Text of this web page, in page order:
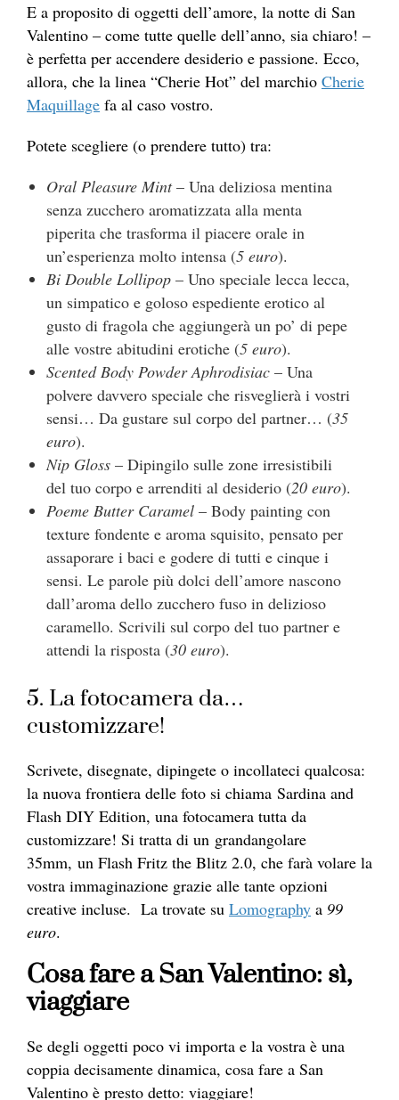
E a proposito di oggetti dell’amore, la notte di San
Valentino – come tutte quelle dell’anno, sia chiaro! –
è perfetta per accendere desiderio e passione. Ecco,
allora, che la linea “Cherie Hot” del marchio Cherie
Maquillage fa al caso vostro.
Potete scegliere (o prendere tutto) tra:
Oral Pleasure Mint– Una deliziosa mentina
senza zucchero aromatizzata alla menta
piperita che trasforma il piacere orale in
un’esperienza molto intensa (5 euro).
Bi Double Lollipop– Uno speciale lecca lecca,
un simpatico e goloso espediente erotico al
gusto di fragola che aggiungerà un po’ di pepe
alle vostre abitudini erotiche (5 euro).
Scented Body Powder Aphrodisiac– Una
polvere davvero speciale che risveglierà i vostri
sensi… Da gustare sul corpo del partner… (35
euro).
Nip Gloss– Dipingilo sulle zone irresistibili
del tuo corpo e arrenditi al desiderio (20 euro).
Poeme Butter Caramel– Body painting con
texture fondente e aroma squisito, pensato per
assaporare i baci e godere di tutti e cinque i
sensi. Le parole più dolci dell’amore nascono
dall’aroma dello zucchero fuso in delizioso
caramello. Scrivili sul corpo del tuo partner e
attendi la risposta (30 euro).
5. La fotocamera da…
customizzare!
Scrivete, disegnate, dipingete o incollateci qualcosa:
la nuova frontiera delle foto si chiama Sardina and
Flash DIY Edition, una fotocamera tutta da
customizzare! Si tratta di un grandangolare
35mm, un Flash Fritz the Blitz 2.0, che farà volare la
vostra immaginazione grazie alle tante opzioni
creative incluse. La trovate su Lomography a 99
euro.
Cosa fare a San Valentino: sì,
viaggiare
Se degli oggetti poco vi importa e la vostra è una
coppia decisamente dinamica, cosa fare a San
Valentino è presto detto: viaggiare!